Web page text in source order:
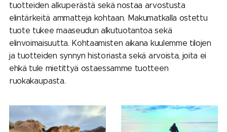
tuotteiden alkuperästä sekä nostaa arvostusta
elintärkeitä ammatteja kohtaan. Makumatkalla ostettu
tuote tukee maaseudun alkutuotantoa sekä
elinvoimaisuutta. Kohtaamisten aikana kuulemme tilojen
ja tuotteiden synnyn historiasta sekä arvoista, joita ei
ehkä tule mietittyä ostaessamme tuotteen
ruokakaupasta.